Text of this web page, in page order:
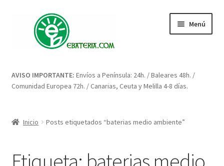
contenido
Menú
Blog: artículos y consejos
AVISO IMPORTANTE: Envíos a Península: 24h. / Baleares 48h. /
Comunidad Europea 72h. / Canarias, Ceuta y Melilla 4-8 días.
Inicio Posts etiquetados “baterias medio ambiente”